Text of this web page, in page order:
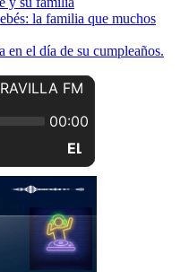
la familia que muchos
en el día de su cumpleaños.